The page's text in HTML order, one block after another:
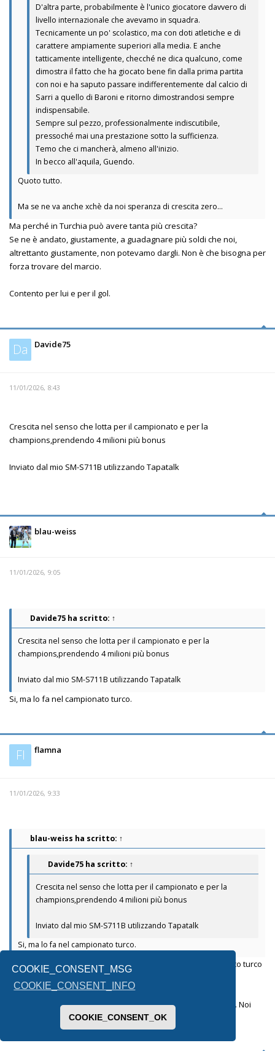
COOKIE_CONSENT_MSG
COOKIE_CONSENT_INFO
COOKIE_CONSENT_OK
D'altra parte, probabilmente è l'unico giocatore davvero di
livello internazionale che avevamo in squadra.
Tecnicamente un po' scolastico, ma con doti atletiche e di
carattere ampiamente superiori alla media. E anche
tatticamente intelligente, checché ne dica qualcuno, come
dimostra il fatto che ha giocato bene fin dalla prima partita
con noi e ha saputo passare indifferentemente dal calcio di
Sarri a quello di Baroni e ritorno dimostrandosi sempre
indispensabile.
Sempre sul pezzo, professionalmente indiscutibile,
pressoché mai una prestazione sotto la sufficienza.
Temo che ci mancherà, almeno all'inizio.
In becco all'aquila, Guendo.
Quoto tutto.
Ma se ne va anche xchè da noi speranza di crescita zero...
Ma perché in Turchia può avere tanta più crescita?
Se ne è andato, giustamente, a guadagnare più soldi che noi,
altrettanto giustamente, non potevamo dargli. Non è che bisogna per
forza trovare del marcio.
Contento per lui e per il gol.
Da Davide75
11/01/2026, 8:43
Crescita nel senso che lotta per il campionato e per la
champions,prendendo 4 milioni più bonus
Inviato dal mio SM-S711B utilizzando Tapatalk
blau-weiss
11/01/2026, 9:05
Davide75 ha scritto: ↑
Crescita nel senso che lotta per il campionato e per la
champions,prendendo 4 milioni più bonus
Inviato dal mio SM-S711B utilizzando Tapatalk
Si, ma lo fa nel campionato turco.
Fl flamna
11/01/2026, 9:33
blau-weiss ha scritto: ↑
Davide75 ha scritto: ↑
Crescita nel senso che lotta per il campionato e per la
champions,prendendo 4 milioni più bonus
Inviato dal mio SM-S711B utilizzando Tapatalk
Si, ma lo fa nel campionato turco.
Che se continua così la seria A diventa inferiore al campionato turco
Cmq Champions e 4 milioni di ingaggio più crescita di questa... Noi
finché ci sarà Lotito boh nn so x cosa lotteremo.